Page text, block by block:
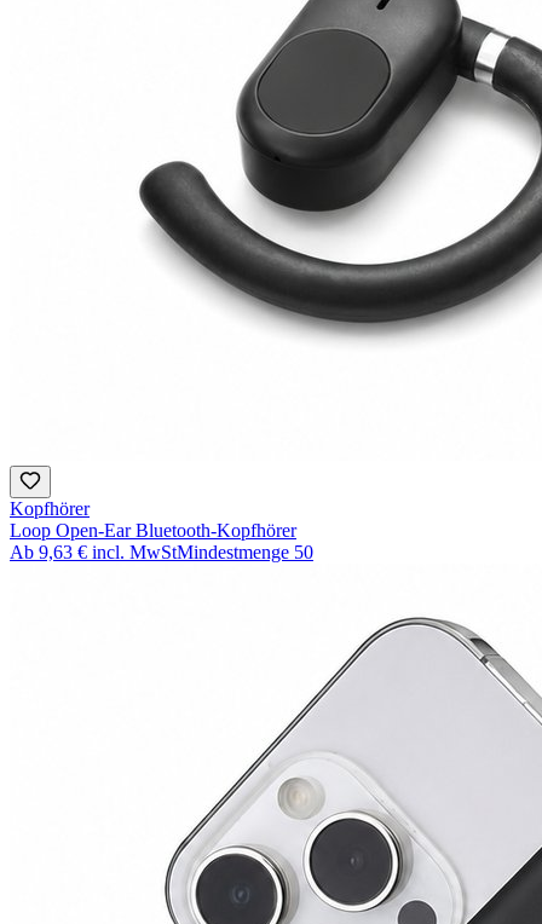
Kopfhörer
Loop Open-Ear Bluetooth-Kopfhörer
Ab 9,63 € incl. MwStMindestmenge 50